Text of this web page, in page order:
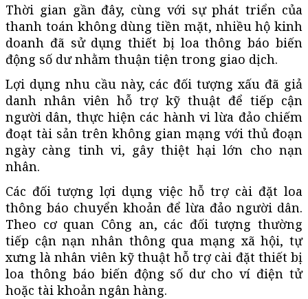
Thời gian gần đây, cùng với sự phát triển của
thanh toán không dùng tiền mặt, nhiều hộ kinh
doanh đã sử dụng thiết bị loa thông báo biến
động số dư nhằm thuận tiện trong giao dịch.
Lợi dụng nhu cầu này, các đối tượng xấu đã giả
danh nhân viên hỗ trợ kỹ thuật để tiếp cận
người dân, thực hiện các hành vi lừa đảo chiếm
đoạt tài sản trên không gian mạng với thủ đoạn
ngày càng tinh vi, gây thiệt hại lớn cho nạn
nhân.
Các đối tượng lợi dụng việc hỗ trợ cài đặt loa
thông báo chuyển khoản để lừa đảo người dân.
Theo cơ quan Công an, các đối tượng thường
tiếp cận nạn nhân thông qua mạng xã hội, tự
xưng là nhân viên kỹ thuật hỗ trợ cài đặt thiết bị
loa thông báo biến động số dư cho ví điện tử
hoặc tài khoản ngân hàng.